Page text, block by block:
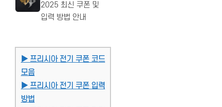
2025 최신 쿠폰 및
입력 방법 안내
▶ 프리시아 전기 쿠폰 코드
모음
▶ 프리시아 전기 쿠폰 입력
방법